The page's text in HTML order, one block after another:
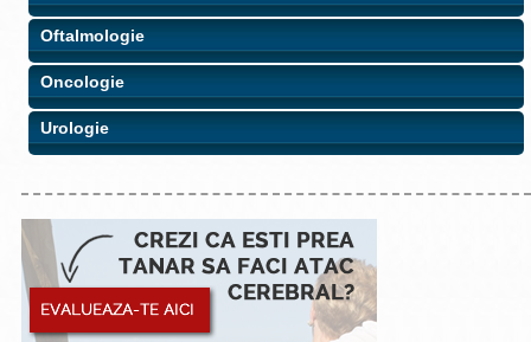
Oftalmologie
Oncologie
Urologie